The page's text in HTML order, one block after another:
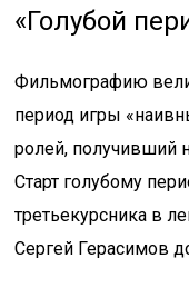
«Голубой
Фильмографию
период игры
ролей, получивший
Старт голубому
третьекурсника в
Сергей Герасимов